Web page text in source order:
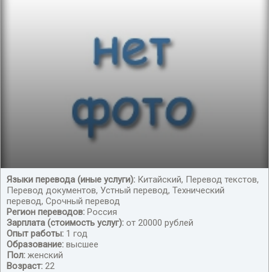
Переводчик китайского языка
Языки перевода (иные услуги): Китайский, Перевод текстов,
Перевод документов, Устный перевод, Технический
перевод, Срочный перевод
Регион переводов: Россия
Зарплата (стоимость услуг): от 20000 рублей
Опыт работы: 1 год
Образование: высшее
Пол: женский
Возраст: 22